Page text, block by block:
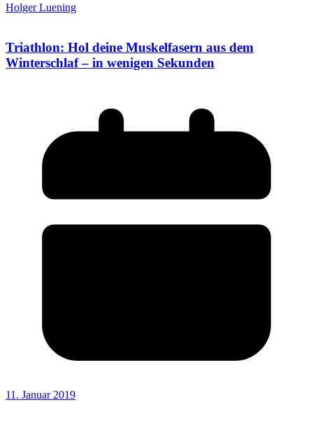
Holger Luening
Triathlon: Hol deine Muskelfasern aus dem
Winterschlaf – in wenigen Sekunden
11. Januar 2019